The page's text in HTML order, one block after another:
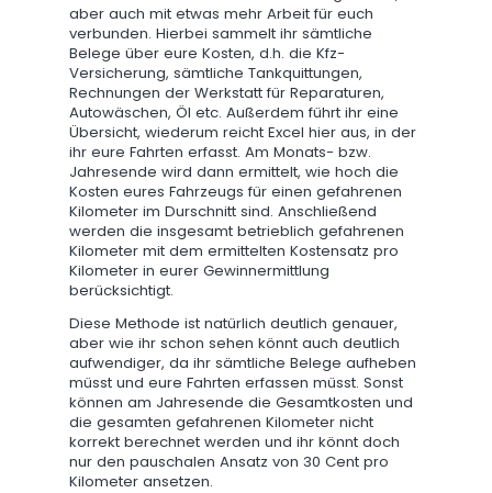
aber auch mit etwas mehr Arbeit für euch
verbunden. Hierbei sammelt ihr sämtliche
Belege über eure Kosten, d.h. die Kfz-
Versicherung, sämtliche Tankquittungen,
Rechnungen der Werkstatt für Reparaturen,
Autowäschen, Öl etc. Außerdem führt ihr eine
Übersicht, wiederum reicht Excel hier aus, in der
ihr eure Fahrten erfasst. Am Monats- bzw.
Jahresende wird dann ermittelt, wie hoch die
Kosten eures Fahrzeugs für einen gefahrenen
Kilometer im Durschnitt sind. Anschließend
werden die insgesamt betrieblich gefahrenen
Kilometer mit dem ermittelten Kostensatz pro
Kilometer in eurer Gewinnermittlung
berücksichtigt.
Diese Methode ist natürlich deutlich genauer,
aber wie ihr schon sehen könnt auch deutlich
aufwendiger, da ihr sämtliche Belege aufheben
müsst und eure Fahrten erfassen müsst. Sonst
können am Jahresende die Gesamtkosten und
die gesamten gefahrenen Kilometer nicht
korrekt berechnet werden und ihr könnt doch
nur den pauschalen Ansatz von 30 Cent pro
Kilometer ansetzen.